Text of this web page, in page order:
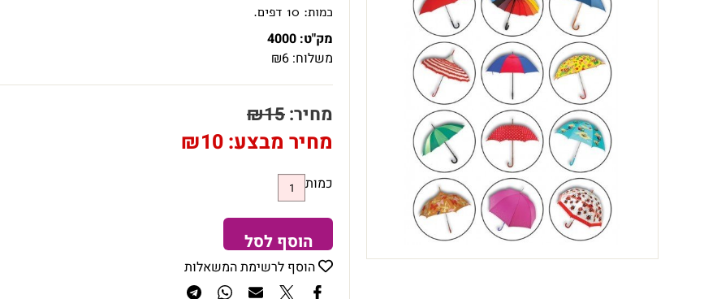
כמות: 10 דפים.
מק"ט: 4000
משלוח:
₪6
מחיר: ₪15
מחיר מבצע: ₪10
כמות
הוסף לסל
הוסף לרשימת המשאלות